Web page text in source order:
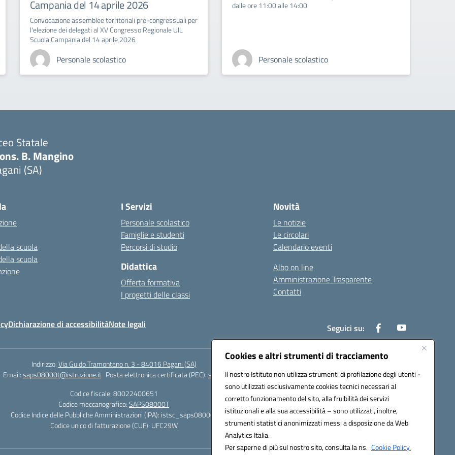
Cookies e altri strumenti di tracciamento
Il nostro Istituto non utilizza strumenti di profilazione degli utenti -
sono utilizzati esclusivamente cookies tecnici necessari al
corretto funzionamento del sito, alla fruibilità dei servizi
istituzionali e alla sua accessibilità – sono utilizzati, inoltre,
strumenti statistici anonimizzati messi a disposizione da Web
Analytics Italia.
Per saperne di più sul nostro sito, consulta la ns. Cookie Policy.
Campania del 14 aprile 2026
Convocazione assemblee territoriali pre-congressuali per
l'elezione dei delegati al XV Congresso Regionale UIL
Scuola Campania del 14 aprile 2026
Personale scolastico
dalle ore 11:00 alle 14:00.
Personale scolastico
Statale
B. Mangino
(SA)
scuola
scuola
I Servizi
Personale scolastico
Famiglie e studenti
Percorsi di studio
Didattica
Offerta formativa
I progetti delle classi
Novità
Le notizie
Le circolari
Calendario eventi
Albo on line
Amministrazione Trasparente
Contatti
Dichiarazione di accessibilitàNote legali Seguici su:
Indirizzo:Via Guido Tramontano n. 3 - 84016 Pagani (SA)
Email:saps08000t@istruzione.it Posta elettronica certificata (PEC):saps08000t@pec.istruzione.it
Codice fiscale: 80022400651
Codice meccanografico:SAPS08000T
Codice Indice delle Pubbliche Amministrazioni (IPA): istsc_saps08000t
Codice unico di fatturazione (CUF): UFC29W